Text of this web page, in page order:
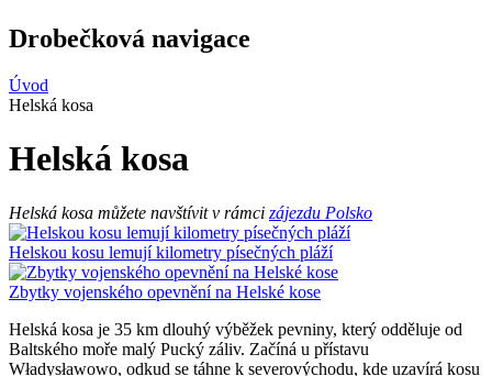
Drobečková navigace
Úvod
Helská kosa
Helská kosa
Helská kosa můžete navštívit v rámci zájezdu Polsko
Helskou kosu lemují kilometry písečných pláží
Zbytky vojenského opevnění na Helské kose
Helská kosa je 35 km dlouhý výběžek pevniny, který odděluje od
Baltského moře malý Pucký záliv. Začíná u přístavu
Władysławowo, odkud se táhne k severovýchodu, kde uzavírá kosu